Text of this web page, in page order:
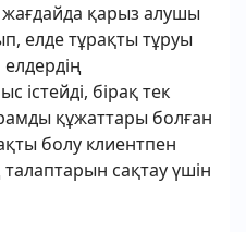
қарыз алушы
елде тұрақты тұруы
істейді, бірақ тек
құжаттары болған
болу клиентпен
сақтау үшін